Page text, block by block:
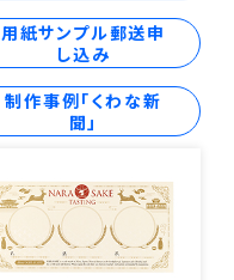
用紙サンプル郵送申
し込み
制作事例「くわな新
聞」